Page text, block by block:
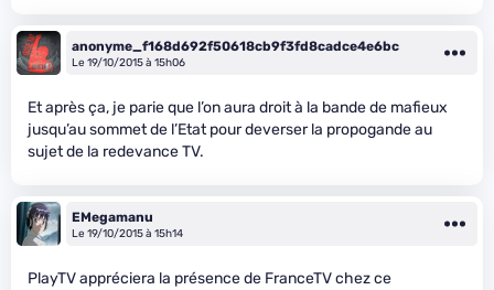
anonyme_f168d692f50618cb9f3fd8cadce4e6bc
Le 19/10/2015 à 15h06
Et après ça, je parie que l’on aura droit à la bande de mafieux
jusqu’au sommet de l’Etat pour deverser la propogande au
sujet de la redevance TV.
EMegamanu
Le 19/10/2015 à 15h14
PlayTV appréciera la présence de FranceTV chez ce